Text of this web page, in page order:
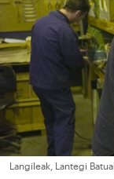
Langileak, Lantegi